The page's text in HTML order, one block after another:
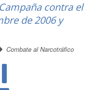
contra el
de 2006 y
Combate al Narcotráfico